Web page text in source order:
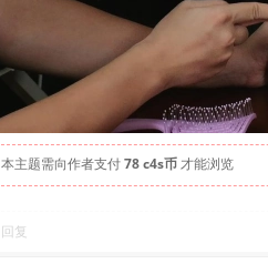
本主题需向作者支付78 c4s币才能浏览
回复